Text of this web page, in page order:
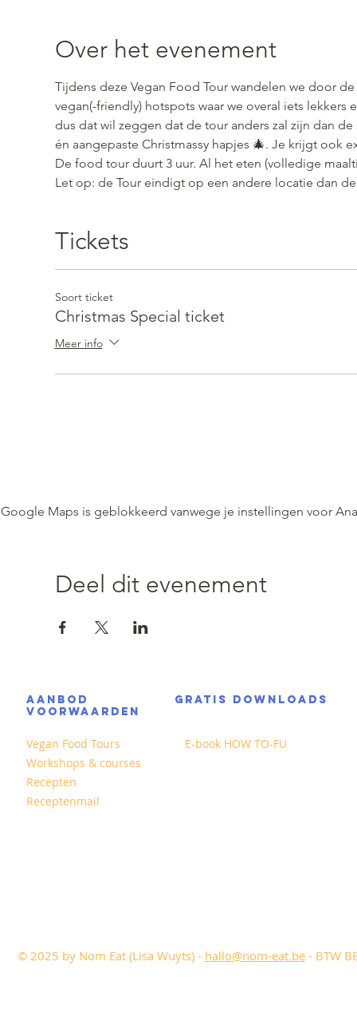
Over het evenement
Tijdens deze Vegan Food Tour wandelen we door
vegan(-friendly) hotspots waar we overal iets
dus dat wil zeggen dat de tour anders zal zijn dan
én aangepaste Christmassy hapjes 🎄. Je krijgt ook
De food tour duurt 3 uur. Al het eten (volledige
Let op: de Tour eindigt op een andere locatie dan
Tickets
Soort ticket
Christmas Special ticket
Meer info
Google Maps is geblokkeerd vanwege je instellingen voor
Deel dit evenement
AANBOD
GRATIS DOWNLOADS
VOORWAARDEN
Vegan Food Tours
Workshops & courses
Recepten
Receptenmail
E-book HOW TO-FU
© 2025 by Nom Eat (Lisa Wuyts) - hallo@nom-eat.be- BTW